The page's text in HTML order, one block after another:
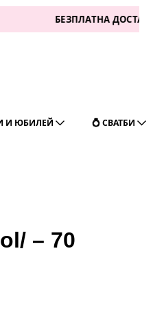
БЕЗПЛАТНА ДОСТАВКА ЗА
И ЮБИЛЕЙ 💍 СВАТБИ
– 70